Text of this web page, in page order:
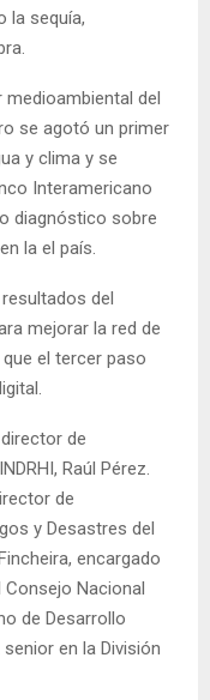
la sequía,
medioambiental del
se agotó un primer
y clima y se
Interamericano
diagnóstico sobre
la el país.
del
mejorar la red de
el tercer paso
de
Raúl Pérez.
de
y Desastres del
encargado
Nacional
de Desarrollo
en la División